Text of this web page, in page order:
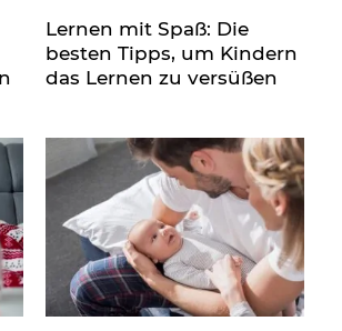
Lernen mit Spaß: Die
besten Tipps, um Kindern
das Lernen zu versüßen